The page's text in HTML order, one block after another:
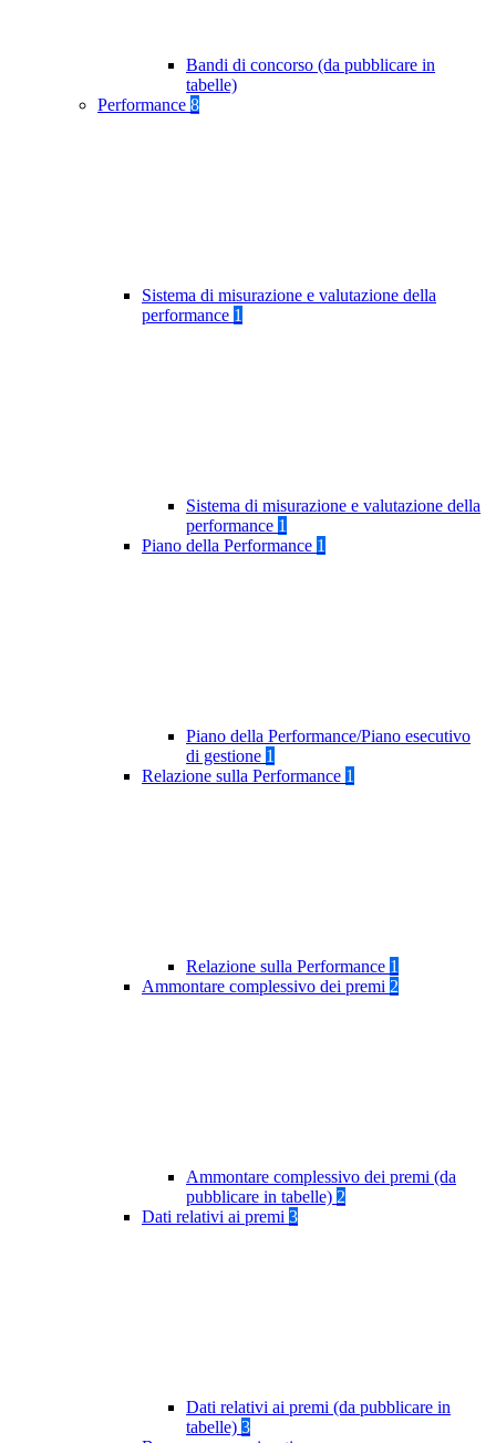
Bandi di concorso (da pubblicare in
tabelle)
Performance 8
Sistema di misurazione e valutazione della
performance 1
Sistema di misurazione e valutazione della
performance 1
Piano della Performance 1
Piano della Performance/Piano esecutivo
di gestione 1
Relazione sulla Performance 1
Relazione sulla Performance 1
Ammontare complessivo dei premi 2
Ammontare complessivo dei premi (da
pubblicare in tabelle) 2
Dati relativi ai premi 3
Dati relativi ai premi (da pubblicare in
tabelle) 3